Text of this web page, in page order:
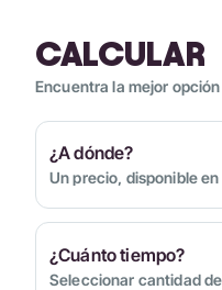
CALCULAR
Encuentra la mejor
¿A dónde?
Un precio, disponible en
¿Cuánto tiempo?
Seleccionar cantidad